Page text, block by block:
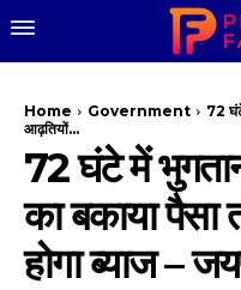
Home Government
72
आढ़तियों...
72 घंटे में
का बकाया पैसा
होगा ब्याज –